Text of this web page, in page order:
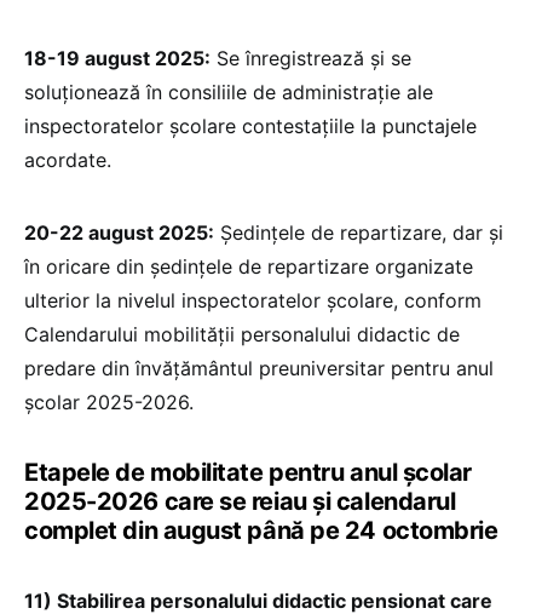
18-19 august 2025: Se înregistrează și se
soluționează în consiliile de administrație ale
inspectoratelor școlare contestațiile la punctajele
acordate.
20-22 august 2025: Ședințele de repartizare, dar și
în oricare din ședințele de repartizare organizate
ulterior la nivelul inspectoratelor școlare, conform
Calendarului mobilității personalului didactic de
predare din învățământul preuniversitar pentru anul
școlar 2025-2026.
Etapele de mobilitate pentru anul școlar
2025-2026 care se reiau și calendarul
complet din august până pe 24 octombrie
11) Stabilirea personalului didactic pensionat care